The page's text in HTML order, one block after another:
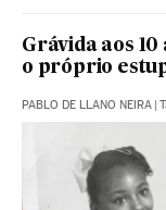
Grávida aos
o próprio
PABLO DE LLANO NEIRA